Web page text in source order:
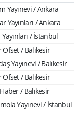
Yayınevi / Ankara
Yayınları / Ankara
Yayınları / İstanbul
/ Balıkesir
Yayınevi / Balıkesir
/ Balıkesir
/ Balıkesir
Yayınevi / İstanbul